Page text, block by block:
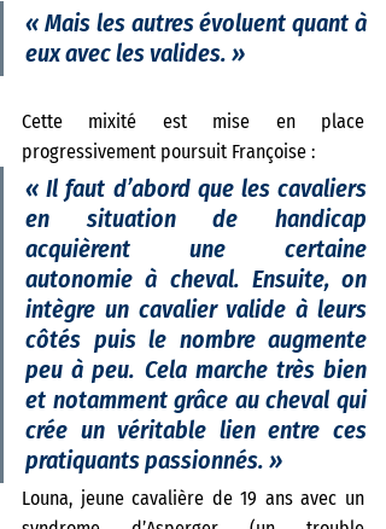
« Mais les autres évoluent quant à
eux avec les valides. »
Cette mixité est mise en place
progressivement poursuit Françoise :
« Il faut d’abord que les cavaliers
en situation de handicap
acquièrent une certaine
autonomie à cheval. Ensuite, on
intègre un cavalier valide à leurs
côtés puis le nombre augmente
peu à peu. Cela marche très bien
et notamment grâce au cheval qui
crée un véritable lien entre ces
pratiquants passionnés. »
Louna, jeune cavalière de 19 ans avec un